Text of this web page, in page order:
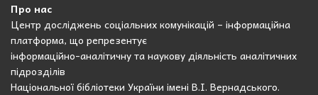
Про нас
Центр досліджень соціальних комунікацій – інформаційна
платформа, що репрезентує
інформаційно-аналітичну та наукову діяльність аналітичних
підрозділів
Національної бібліотеки України імені В.І. Вернадського.